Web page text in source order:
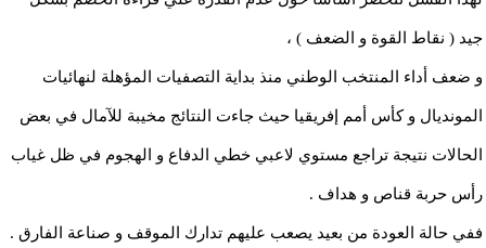
جيد ( نقاط القوة و الضعف ) ،
و ضعف أداء المنتخب الوطني منذ بداية التصفيات المؤهلة لنهائيات
المونديال و كأس أمم إفريقيا حيث جاءت النتائج مخيبة للآمال في بعض
الحالات نتيجة تراجع مستوي لاعبي خطي الدفاع و الهجوم في ظل غياب
رأس حربة قناص و هداف .
ففي حالة العودة من بعيد يصعب عليهم تدارك الموقف و صناعة الفارق .